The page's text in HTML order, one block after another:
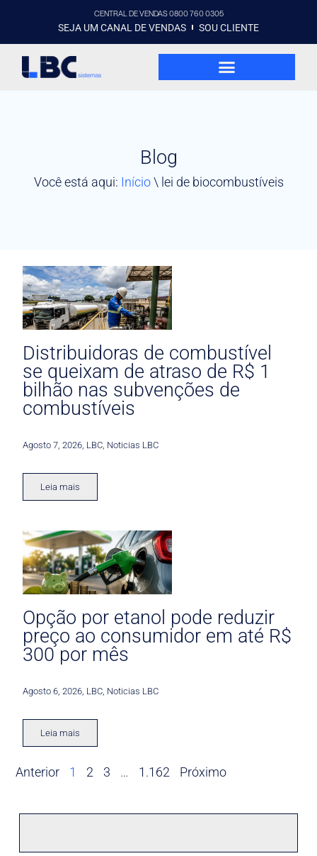
CENTRAL DE VENDAS 0800 760 0305
SEJA UM CANAL DE VENDAS SOU CLIENTE
Blog
Você está aqui: Início\ lei de biocombustíveis
Distribuidoras de combustível
se queixam de atraso de R$ 1
bilhão nas subvenções de
combustíveis
Agosto 7, 2026 LBC Noticias LBC
Leia mais
Opção por etanol pode reduzir
preço ao consumidor em até R$
300 por mês
Agosto 6, 2026 LBC Noticias LBC
Leia mais
Anterior 1 2 3 … 1.162 Próximo